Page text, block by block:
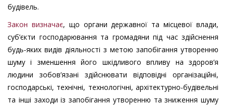
будівель.
Закон визначає, що органи державної та місцевої влади,
суб’єкти господарювання та громадяни під час здійснення
будь-яких видів діяльності з метою запобігання утворенню
шуму і зменшення його шкідливого впливу на здоров’я
людини зобов’язані здійснювати відповідні організаційні,
господарські, технічні, технологічні, архітектурно-будівельні
та інші заходи із запобігання утворенню та зниження шуму